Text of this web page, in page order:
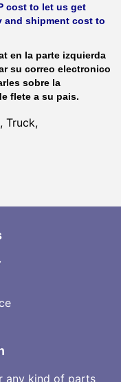
cost to let us get
and shipment cost to
en la parte izquierda
su correo electronico
sobre la
flete a su pais.
Truck,
any kind of parts